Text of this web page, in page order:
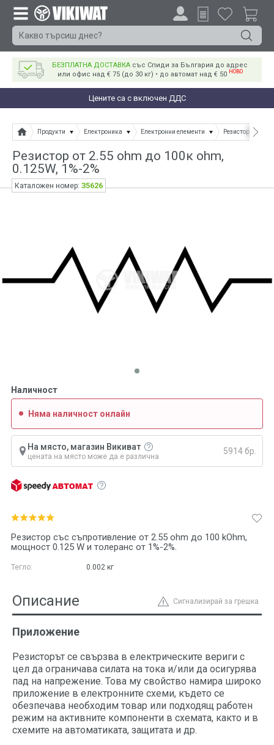
БЕЗПЛАТНА ДОСТАВКА със Спиди за България до адрес
или офис над € 75 (до 30 кг) • до автомат над € 50 НОВО
Цените са с включен ДДС
Продукти Електроника Електронни елементи Резистори
Резистор от 2.55 ohm до 100к ohm,
0.125W, 1%-2%
Резистор със съпротивление от 2.55 ohm до 100 kOhm,
мощност 0.125 W и толеранс от 1%-2%.
Тегло: 0.002 кг
Наличност
Няма наличност онлайн
На място, магазин Викиват
цената на място може да е различна
5914 бр.
Каталожен номер: 35626
Сигнализирай за грешка
Описание
Приложение
Резисторът се свързва в електрическите вериги с
цел да ограничава силата на тока и/или да осигурява
пад на напрежение. Това му свойство намира широко
приложение в електронните схеми, където се
обезпечава необходим товар или подходящ работен
режим на активните компоненти в схемата, както и в
схемите на автоматиката, защитата и др.